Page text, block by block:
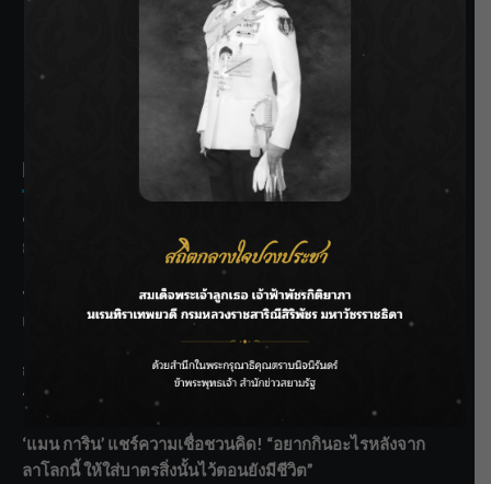
SIAMRATH VARIETY
THE BEST ENTERTAINMENT
Recent Posts
ชลประทานเชียงใหม่เร่งพร่องน้ำแม่น้ำปิง รับมวลน้ำเหนือ ย้ำ
ยังไม่ล้นตลิ่ง
ฟาดลุคใหม่! “แบม พิชญานิน” แดนซ์สับทุกจังหวะ ชวนแฟนๆ
แกะท่า #นอกจอนอกใจ
กรมชลฯ รับฟังประชาชน ติดตามแก้ปัญหาโครงการประตู
ระบายน้ำศรีสองรักฯ
‘แมน การิน’ แชร์ความเชื่อชวนคิด! “อยากกินอะไรหลังจาก
ลาโลกนี้ ให้ใส่บาตรสิ่งนั้นไว้ตอนยังมีชีวิต”